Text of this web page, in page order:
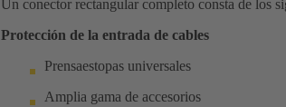
Un conector rectangular completo consta de los
Protección de la entrada de cables
Prensaestopas universales
Amplia gama de accesorios